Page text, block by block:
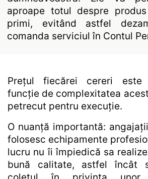
aproape totul despre
primi, evitând astfel
comanda serviciul în Contul
Prețul fiecărei cereri este
funcție de complexitatea
petrecut pentru execuție.
O nuanță importantă:
folosesc echipamente
lucru nu îi împiedică sa
bună calitate, astfel încât